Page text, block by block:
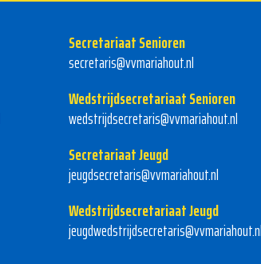
Secretariaat Senioren
secretaris@vvmariahout.nl
Wedstrijdsecretariaat Senioren
wedstrijdsecretaris@vvmariahout.nl
Secretariaat Jeugd
jeugdsecretaris@vvmariahout.nl
Wedstrijdsecretariaat Jeugd
jeugdwedstrijdsecretaris@vvmariahout.nl